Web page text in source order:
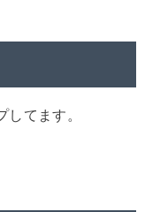
てます。